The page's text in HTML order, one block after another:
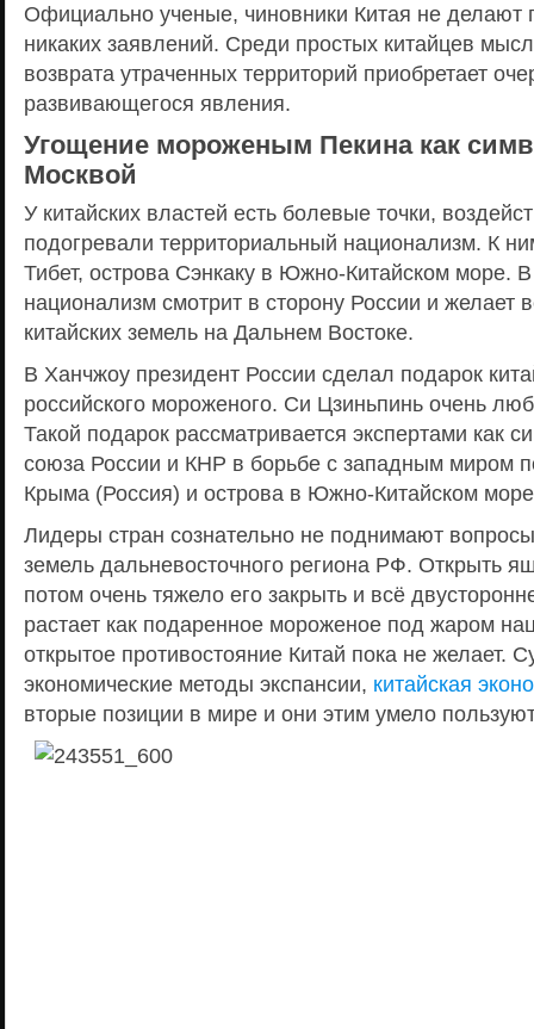
Официально ученые, чиновники Китая не делают
никаких заявлений. Среди простых китайцев
возврата утраченных территорий приобретает
развивающегося явления.
Угощение мороженым Пекина как
Москвой
У китайских властей есть болевые точки,
подогревали территориальный национализм. К
Тибет, острова Сэнкаку в Южно-Китайском море.
национализм смотрит в сторону России и желает
китайских земель на Дальнем Востоке.
В Ханчжоу президент России сделал подарок
российского мороженого. Си Цзиньпинь очень
Такой подарок рассматривается экспертами как
союза России и КНР в борьбе с западным миром
Крыма (Россия) и острова в Южно-Китайском
Лидеры стран сознательно не поднимают
земель дальневосточного региона РФ. Открыть
потом очень тяжело его закрыть и всё
растает как подаренное мороженое под жаром
открытое противостояние Китай пока не желает.
экономические методы экспансии, китайская
вторые позиции в мире и они этим умело